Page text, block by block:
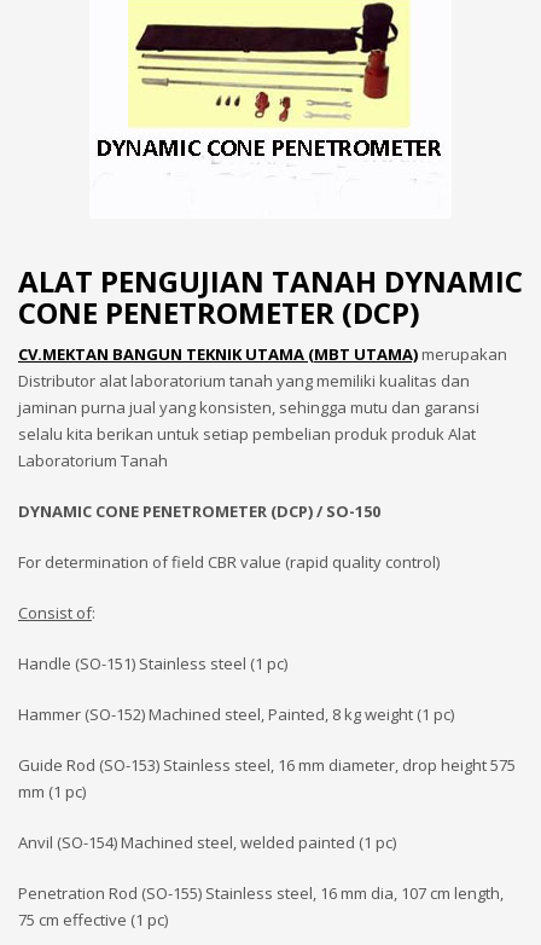
ALAT PENGUJIAN TANAH DYNAMIC
CONE PENETROMETER (DCP)
CV.MEKTAN BANGUN TEKNIK UTAMA (MBT UTAMA)merupakan
Distributor alat laboratorium tanah yang memiliki kualitas dan
jaminan purna jual yang konsisten, sehingga mutu dan garansi
selalu kita berikan untuk setiap pembelian produk produk Alat
Laboratorium Tanah
DYNAMIC CONE PENETROMETER (DCP) / SO-150
For determination of field CBR value (rapid quality control)
Consist of:
Handle (SO-151) Stainless steel (1 pc)
Hammer (SO-152) Machined steel, Painted, 8 kg weight (1 pc)
Guide Rod (SO-153) Stainless steel, 16 mm diameter, drop height 575
mm (1 pc)
Anvil (SO-154) Machined steel, welded painted (1 pc)
Penetration Rod (SO-155) Stainless steel, 16 mm dia, 107 cm length,
75 cm effective (1 pc)